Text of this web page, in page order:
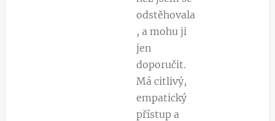
odstěhovala
, a mohu ji
jen
doporučit.
Má citlivý,
empatický
přístup a